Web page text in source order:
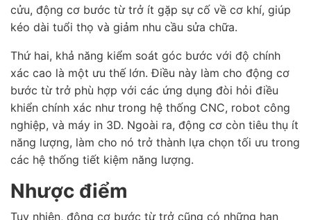
cửu, động cơ bước từ trở ít gặp sự cố về cơ khí, giúp
kéo dài tuổi thọ và giảm nhu cầu sửa chữa.
Thứ hai, khả năng kiểm soát góc bước với độ chính
xác cao là một ưu thế lớn. Điều này làm cho động cơ
bước từ trở phù hợp với các ứng dụng đòi hỏi điều
khiển chính xác như trong hệ thống CNC, robot công
nghiệp, và máy in 3D. Ngoài ra, động cơ còn tiêu thụ ít
năng lượng, làm cho nó trở thành lựa chọn tối ưu trong
các hệ thống tiết kiệm năng lượng.
Nhược điểm
Tuy nhiên, động cơ bước từ trở cũng có những hạn